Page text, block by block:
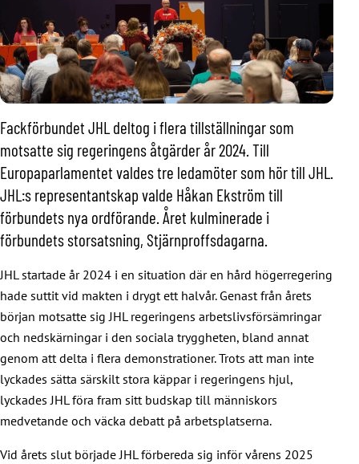
Fackförbundet JHL deltog i flera tillställningar som
motsatte sig regeringens åtgärder år 2024. Till
Europaparlamentet valdes tre ledamöter som hör till JHL.
JHL:s representantskap valde Håkan Ekström till
förbundets nya ordförande. Året kulminerade i
förbundets storsatsning, Stjärnproffsdagarna.
JHL startade år 2024 i en situation där en hård högerregering
hade suttit vid makten i drygt ett halvår. Genast från årets
början motsatte sig JHL regeringens arbetslivsförsämringar
och nedskärningar i den sociala tryggheten, bland annat
genom att delta i flera demonstrationer. Trots att man inte
lyckades sätta särskilt stora käppar i regeringens hjul,
lyckades JHL föra fram sitt budskap till människors
medvetande och väcka debatt på arbetsplatserna.
Vid årets slut började JHL förbereda sig inför vårens 2025